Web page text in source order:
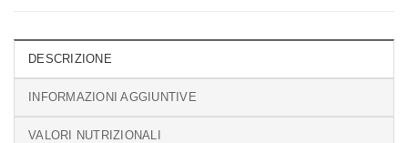
DESCRIZIONE
INFORMAZIONI AGGIUNTIVE
VALORI NUTRIZIONALI